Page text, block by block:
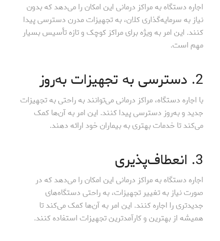
اجاره دستگاه به مراکز درمانی این امکان را می‌دهد که بدون
نیاز به سرمایه‌گذاری کلان، به تجهیزات مدرن دسترسی پیدا
کنند. این امر به ویژه برای مراکز کوچک و تازه تأسیس بسیار
مهم است.
2. دسترسی به تجهیزات به‌روز
با اجاره دستگاه، مراکز درمانی می‌توانند به راحتی به تجهیزات
جدید و به‌روز دسترسی پیدا کنند. این امر به آن‌ها کمک
می‌کند تا خدمات بهتری به بیماران خود ارائه دهند.
3. انعطاف‌پذیری
اجاره دستگاه به مراکز درمانی این امکان را می‌دهد که در
صورت نیاز به تغییر تجهیزات، به راحتی دستگاه‌های
جدیدتری را اجاره کنند. این امر به آن‌ها کمک می‌کند تا
همیشه از بهترین و کارآمدترین تجهیزات استفاده کنند.